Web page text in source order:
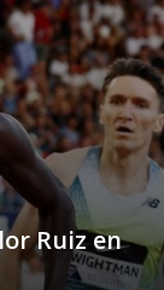
Ruiz en